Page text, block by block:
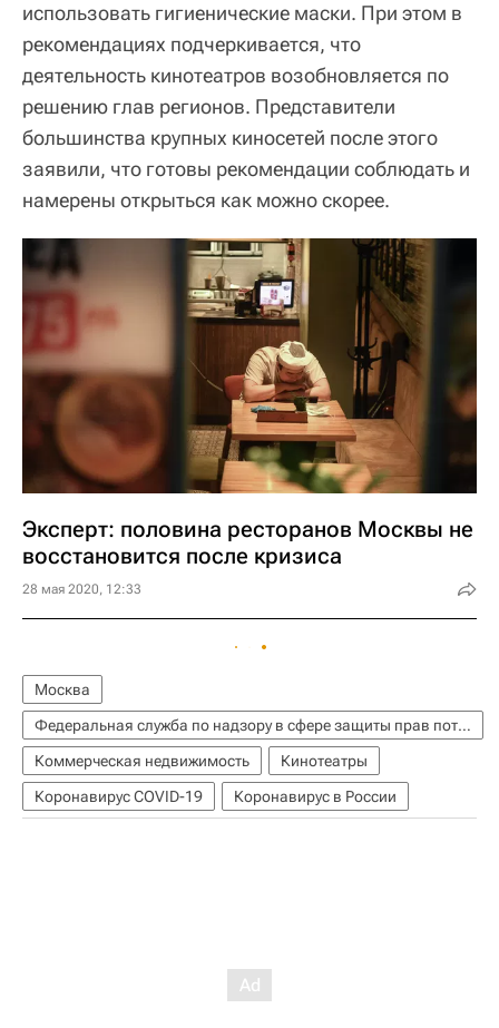
использовать гигиенические маски. При этом в
рекомендациях подчеркивается, что
деятельность кинотеатров возобновляется по
решению глав регионов. Представители
большинства крупных киносетей после этого
заявили, что готовы рекомендации соблюдать и
намерены открыться как можно скорее.
Эксперт: половина ресторанов Москвы не
восстановится после кризиса
28 мая 2020, 12:33
Москва
Федеральная служба по надзору в сфере защиты прав потребителей и благополучия человека (Роспотребнадзор)
Коммерческая недвижимость
Кинотеатры
Коронавирус COVID-19
Коронавирус в России